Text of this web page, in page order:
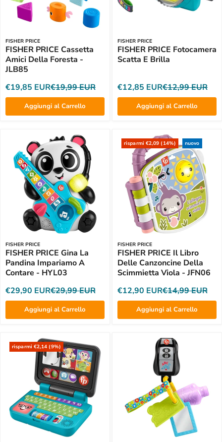
FISHER PRICE
FISHER PRICE Cassetta
Amici Della Foresta -
JLB85
€19,85 EUR€19,99 EUR
Aggiungi al Carrello
FISHER PRICE
FISHER PRICE Fotocamera
Scatta E Brilla
€12,85 EUR€12,99 EUR
Aggiungi al Carrello
FISHER PRICE
FISHER PRICE Gina La
Pandina Impariamo A
Contare - HYL03
€29,90 EUR€29,99 EUR
Aggiungi al Carrello
risparmi €2,09 (14%) nuovo
FISHER PRICE
FISHER PRICE Il Libro
Delle Canzoncine Della
Scimmietta Viola - JFN06
€12,90 EUR€14,99 EUR
Aggiungi al Carrello
risparmi €2,14 (9%)